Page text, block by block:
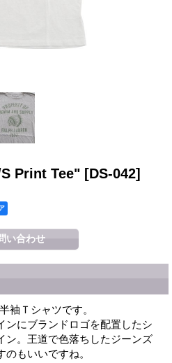
S Print Tee" [DS-042]
袖Ｔシャツです。
ンにブランドロゴを配置したシ
ン。王道で色落ちしたジーンズ
もいいですね。